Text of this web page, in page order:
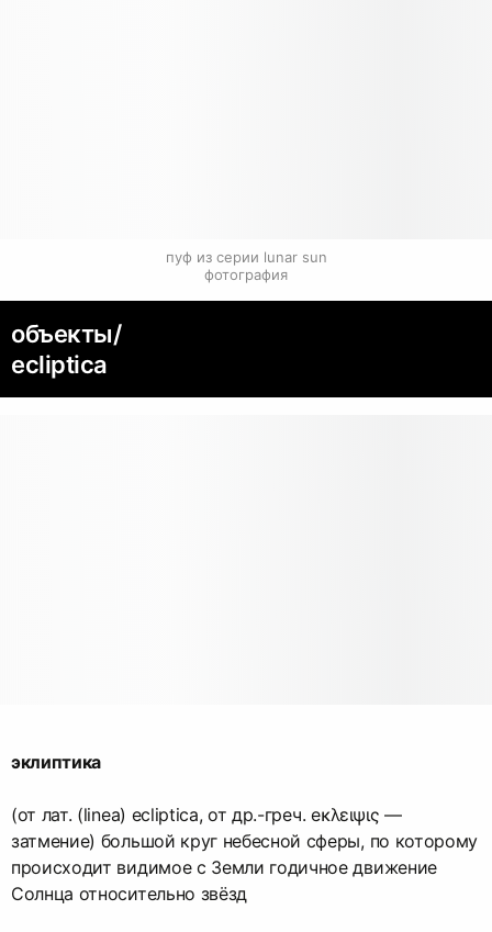
пуф из серии lunar sun
фотография
объекты/
ecliptica
эклиптика
(от лат. (linea) ecliptica, от др.-греч. eκλειψις —
затмение) большой круг небесной сферы, по которому
происходит видимое с Земли годичное движение
Солнца относительно звёзд